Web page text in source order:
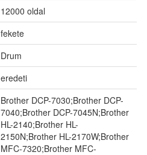
12000 oldal
fekete
Drum
eredeti
Brother DCP-7030;Brother DCP-
7040;Brother DCP-7045N;Brother
HL-2140;Brother HL-
2150N;Brother HL-2170W;Brother
MFC-7320;Brother MFC-